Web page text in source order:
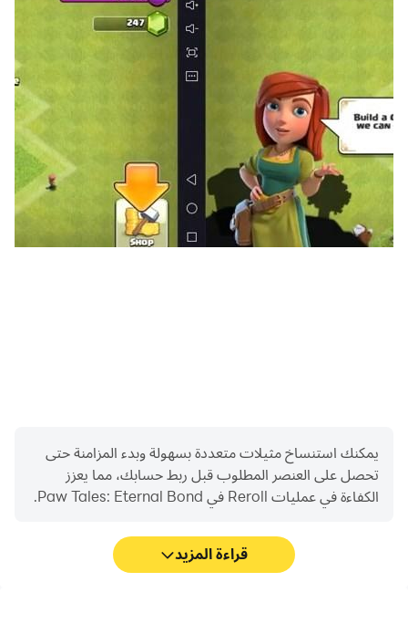
يمكنك استنساخ مثيلات متعددة بسهولة وبدء المزامنة حتى
تحصل على العنصر المطلوب قبل ربط حسابك، مما يعزز
الكفاءة في عمليات Reroll في Paw Tales: Eternal Bond.
قراءة المزيد